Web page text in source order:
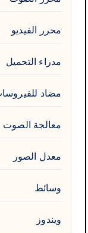
محرر الفيديو
مدراء التحميل
مضاد
معالجة الصوت
معدل الصور
وسائط
ويندوز